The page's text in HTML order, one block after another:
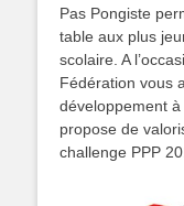
Pas Pongiste
table aux plus
scolaire. A
Fédération vous
développement
propose de
challenge PPP